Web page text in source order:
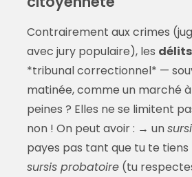
Contrairement aux crimes
avec jury populaire), les délits
*tribunal correctionnel* —
matinée, comme un marché
peines ? Elles ne se limitent
non ! On peut avoir : → un
payes pas tant que tu te
sursis probatoire(tu